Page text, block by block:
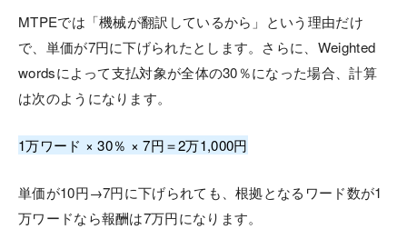
MTPEでは「機械が翻訳しているから」という理由だけ
で、単価が7円に下げられたとします。さらに、Weighted
wordsによって支払対象が全体の30％になった場合、計算
は次のようになります。
1万ワード × 30％ × 7円＝2万1,000円
単価が10円→7円に下げられても、根拠となるワード数が1
万ワードなら報酬は7万円になります。